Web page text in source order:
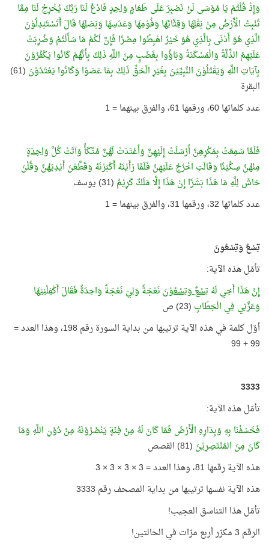
وَإِذْ قُلْتُمْ يَا مُوْسَى لَنْ نَصْبِرَ عَلَى طَعَامٍ وَاحِدٍفَادْعُ لَنَا رَبَّكَ يُخْرِجْ لَنَا مِمَّا
تُنْبِتُ الْأَرْضُ مِنْ بَقْلِهَا وَقِثَّائِهَا وَفُوْمِهَا وَعَدَسِهَا وَبَصَلِهَا قَالَ أَتَسْتَبْدِلُوْنَ
الَّذِي هُوَ أَدْنَى بِالَّذِي هُوَ خَيْرٌ اهْبِطُوا مِصْرًا فَإِنَّ لَكُمْ مَا سَأَلْتُمْ وَضُرِبَتْ
عَلَيْهِمُ الذِّلَّةُ وَالْمَسْكَنَةُ وَبَاؤُوا بِغَضَبٍ مِنَ اللَّهِ ذَلِكَ بِأَنَّهُمْ كَانُوا يَكْفُرُوْنَ
بِآيَاتِ اللَّهِ وَيَقْتُلُوْنَ النَّبِيِّيْنَ بِغَيْرِ الْحَقِّ ذَلِكَ بِمَا عَصَوْا وَكَانُوا يَعْتَدُوْنَ
(61)
البقرة
عدد كلماتها 60، ورقمها 61، والفرق بينهما = 1
فَلَمَّا سَمِعَتْ بِمَكْرِهِنَّ أَرْسَلَتْ إِلَيْهِنَّ وَأَعْتَدَتْ لَهُنَّ مُتَّكَأً وَآتَتْ كُلَّ وَاحِدَةٍ
مِنْهُنَّ سِكِّيْنًا وَقَالَتِ اخْرُجْ عَلَيْهِنَّ فَلَمَّا رَأَيْنَهُ أَكْبَرْنَهُ وَقَطَّعْنَ أَيْدِيَهُنَّ وَقُلْنَ
حَاشَ لِلَّهِ مَا هَذَا بَشَرًا إِنْ هَذَا إِلَّا مَلَكٌ كَرِيْمٌ (31) يوسف
عدد كلماتها 32، ورقمها 31، والفرق بينهما = 1
تِسْعٌ وَتِسْعُونَ
تأمّل هذه الآية:
إِنَّ هَذَا أَخِي لَهُتِسْعٌ وَتِسْعُوْنَ نَعْجَةً وَلِيَ نَعْجَةٌ وَاحِدَةٌ فَقَالَ أَكْفِلْنِيْهَا
وَعَزَّنِي فِي الْخِطَابِ (23) ص
أوّل كلمة في هذه الآية ترتيبها من بداية السورة رقم 198، وهذا العدد =
99 + 99
3333
تأمّل هذه الآية:
فَخَسَفْنَا بِهِ وَبِدَارِهِ الْأَرْضَ فَمَا كَانَ لَهُ مِنْ فِئَةٍ يَنْصُرُوْنَهُ مِنْ دُوْنِ اللَّهِ وَمَا
كَانَ مِنَ المُنْتَصِرِيْنَ (81) القصص
هذه الآية رقمها 81، وهذا العدد = 3 × 3 × 3 × 3
هذه الآية نفسها ترتيبها من بداية المصحف رقم 3333
تأمّل هذا التناسق العجيب!
الرقم 3 مكرّر أربع مرّات في الحالتين!